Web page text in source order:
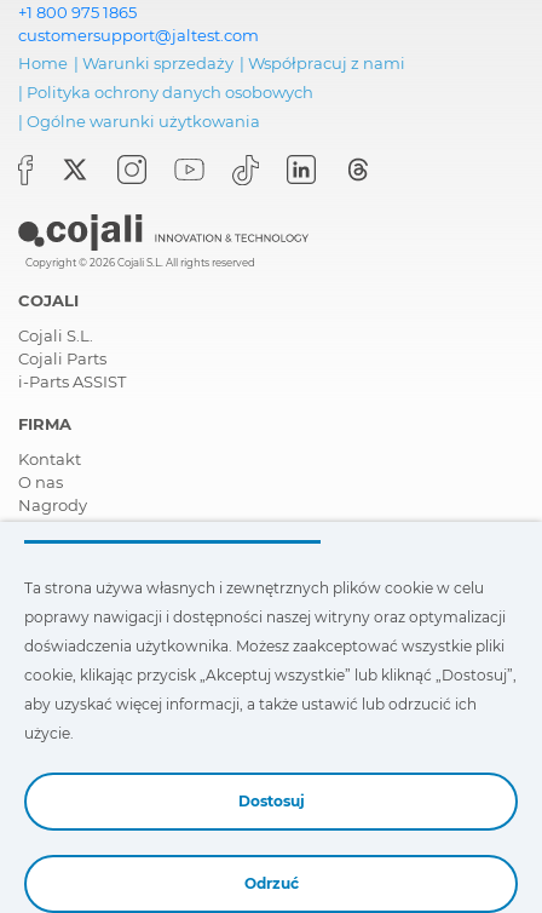
+1 800 975 1865
customersupport@jaltest.com
Home | Warunki sprzedaży | Współpracuj z nami
| Polityka ochrony danych osobowych
| Ogólne warunki użytkowania
Copyright © 2026 Cojali S.L. All rights reserved
COJALI
Cojali S.L.
Cojali Parts
i-Parts ASSIST
FIRMA
Kontakt
O nas
Nagrody
Certyfikaty
Aktualności
Film
FAQ - Najczęściej zadawane pytania
Ta strona wykorzystuje nasze własne i zewnętrzne pliki cookie,
aby poprawić nawigację i dostępność naszej witryny oraz
ustawić lub odmówić ich użycia.
Ta strona używa własnych i zewnętrznych plików cookie w celu
poprawy nawigacji i dostępności naszej witryny oraz optymalizacji
doświadczenia użytkownika. Możesz zaakceptować wszystkie pliki
cookie, klikając przycisk „Akceptuj wszystkie” lub kliknąć „Dostosuj”,
aby uzyskać więcej informacji, a także ustawić lub odrzucić ich
użycie.
Dostosuj
Odrzuć